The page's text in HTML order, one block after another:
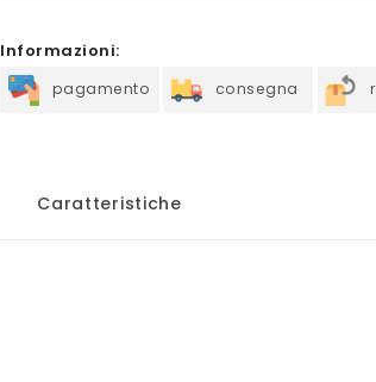
Informazioni:
pagamento consegna
Caratteristiche